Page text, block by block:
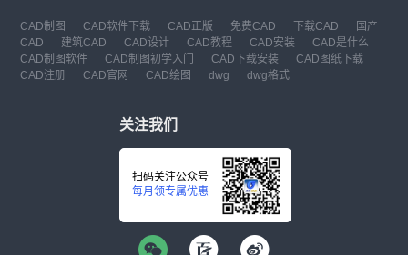
CAD制图 CAD软件下载 CAD正版 免费CAD 下载CAD
国产
CAD
建筑CAD CAD设计 CAD教程 CAD安装
CAD是什么
CAD制图软件
CAD制图初学入门 CAD下载安装
CAD图纸下载
CAD注册
CAD官网 CAD绘图 dwg dwg格式
关注我们
扫码关注公众号
每月领专属优惠